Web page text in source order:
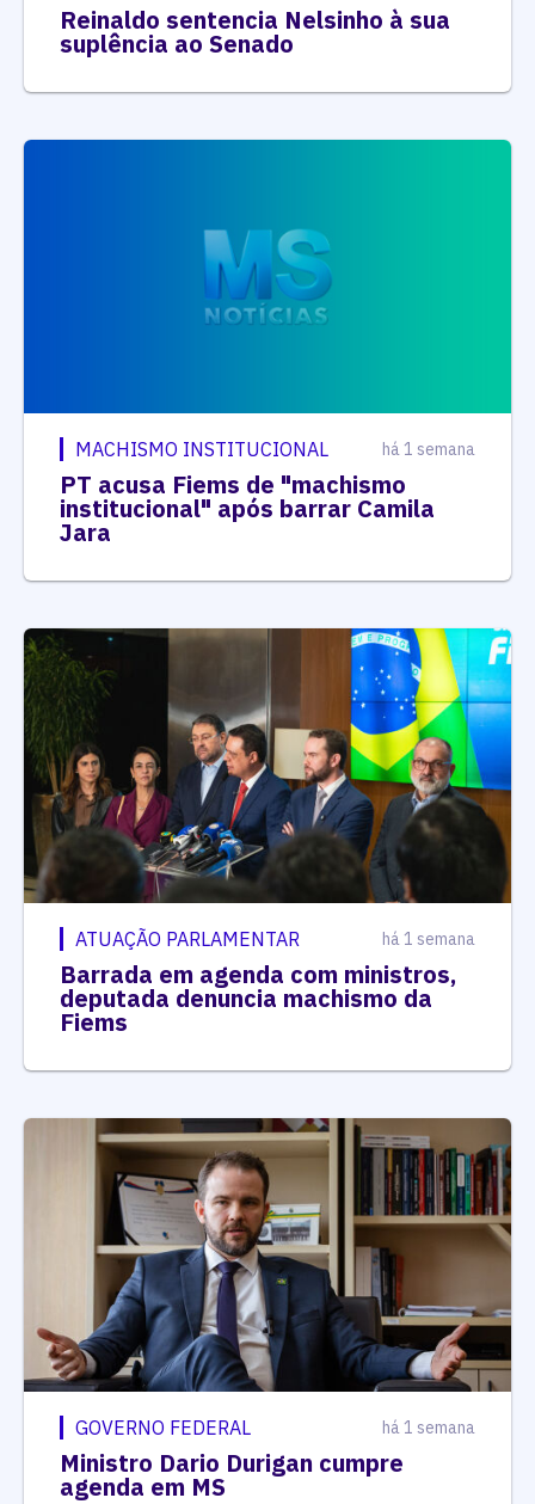
Reinaldo sentencia Nelsinho à sua
suplência ao Senado
MACHISMO INSTITUCIONAL há 1 semana
PT acusa Fiems de "machismo
institucional" após barrar Camila
Jara
ATUAÇÃO PARLAMENTAR há 1 semana
Barrada em agenda com ministros,
deputada denuncia machismo da
Fiems
GOVERNO FEDERAL há 1 semana
Ministro Dario Durigan cumpre
agenda em MS